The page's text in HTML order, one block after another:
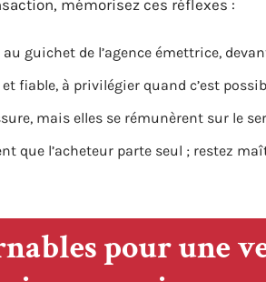
mémorisez ces réflexes :
guichet de l’agence émettrice,
fiable, à privilégier quand c’est
mais elles se rémunèrent sur le
que l’acheteur parte seul ; restez
pour une